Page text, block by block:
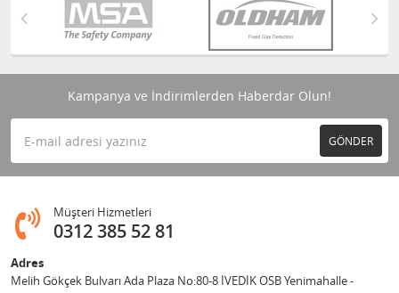
Kampanya ve İndirimlerden Haberdar Olun!
GÖNDER
Müşteri Hizmetleri
0312 385 52 81
Adres
Melih Gökçek Bulvarı Ada Plaza No:80-8 İVEDİK OSB Yenimahalle -